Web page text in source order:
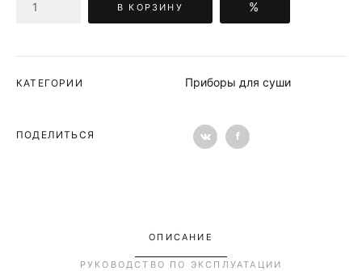
В КОРЗИНУ %
КАТЕГОРИИ Приборы для суши
ПОДЕЛИТЬСЯ
ОПИСАНИЕ
РУКОВОДСТВО ПО ЭКСПЛУАТАЦИИ